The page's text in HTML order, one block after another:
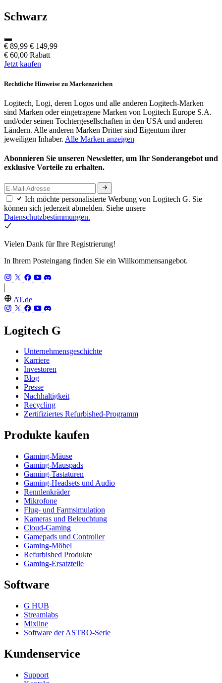
Schwarz
€ 89,99 € 149,99
€ 60,00 Rabatt
Jetzt kaufen
Rechtliche Hinweise zu Markenzeichen
Logitech, Logi, deren Logos und alle anderen Logitech-Marken
sind Marken oder eingetragene Marken von Logitech Europe S.A.
und/oder seinen Tochtergesellschaften in den USA und anderen
Ländern. Alle anderen Marken Dritter sind Eigentum ihrer
jeweiligen Inhaber. Alle Marken anzeigen
Abonnieren Sie unseren Newsletter, um Ihr Sonderangebot und
exklusive Vorteile zu erhalten.
Ich möchte personalisierte Werbung von Logitech G. Sie
können sich jederzeit abmelden. Siehe unsere
Datenschutzbestimmungen.
Vielen Dank für Ihre Registrierung!
In Ihrem Posteingang finden Sie ein Willkommensangebot.
AT,de
Logitech G
Unternehmensgeschichte
Karriere
Investoren
Blog
Presse
Nachhaltigkeit
Recycling
Zertifiziertes Refurbished-Programm
Produkte kaufen
Gaming-Mäuse
Gaming-Mauspads
Gaming-Tastaturen
Gaming-Headsets und Audio
Rennlenkräder
Mikrofone
Flug- und Farmsimulation
Kameras und Beleuchtung
Cloud-Gaming
Gamepads und Controller
Gaming-Möbel
Refurbished Produkte
Gaming-Ersatzteile
Software
G HUB
Streamlabs
Mixline
Software der ASTRO-Serie
Kundenservice
Support